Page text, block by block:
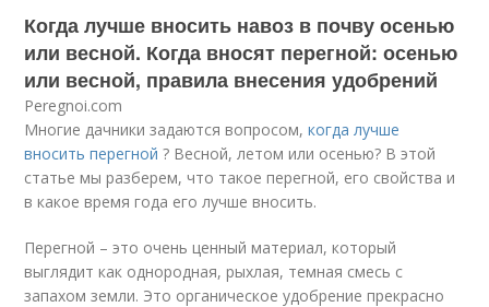
Когда лучше вносить навоз в почву осенью
или весной. Когда вносят перегной: осенью
или весной, правила внесения удобрений
Peregnoi.com
Многие дачники задаются вопросом,когда лучше
вносить перегной ? Весной, летом или осенью? В этой
статье мы разберем, что такое перегной, его свойства и
в какое время года его лучше вносить.
Перегной – это очень ценный материал, который
выглядит как однородная, рыхлая, темная смесь с
запахом земли. Это органическое удобрение прекрасно